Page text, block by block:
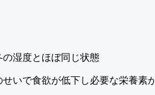
湿度とほぼ同じ状態
いで食欲が低下し必要な栄養